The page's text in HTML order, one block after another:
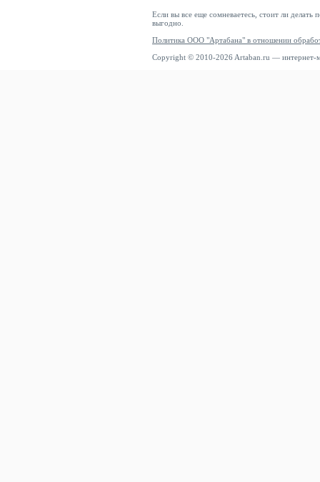
Если вы все еще сомневаетесь, стоит ли делать
выгодно.
Политика ООО "Артабана" в отношении
Copyright © 2010-2026 Artaban.ru — интернет-